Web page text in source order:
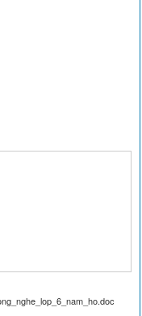
của con người trong
trí. 	B. Làm việc, nghỉ ngơi.